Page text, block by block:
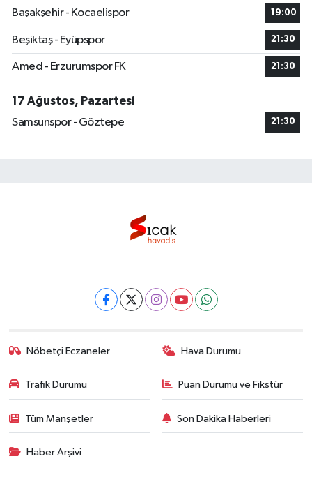
Başakşehir - Kocaelispor
19:00
Beşiktaş - Eyüpspor 21:30
Amed - Erzurumspor FK 21:30
17 Ağustos, Pazartesi
Samsunspor - Göztepe
21:30
Nöbetçi Eczaneler Hava Durumu
Trafik Durumu Puan Durumu ve Fikstür
Tüm Manşetler Son Dakika Haberleri
Haber Arşivi